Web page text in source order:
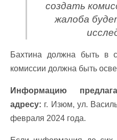
создать
жалоба
Бахтина должна быть в
комиссии должна быть
Информацию
адресу: г. Изюм, ул.
февраля 2024 года.